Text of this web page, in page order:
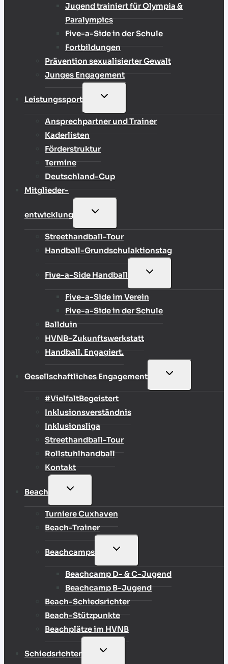
Jugend trainiert für Olympia &
Paralympics
Five-a-Side in der Schule
Fortbildungen
Prävention sexualisierter Gewalt
Junges Engagement
Leistungssport
UNTERMENÜ
Ansprechpartner und Trainer
Kaderlisten
Förderstruktur
Termine
Deutschland-Cup
Mitglieder-
entwicklung
UNTERMENÜ
Streethandball-Tour
Handball-Grundschulaktionstag
Five-a-Side Handball
UNTERMENÜ
Five-a-Side im Verein
Five-a-Side in der Schule
Ballduin
HVNB-Zukunftswerkstatt
Handball. Engagiert.
Gesellschaftliches Engagement
UNTERMENÜ
#VielfaltBegeistert
Inklusionsverständnis
Inklusionsliga
Streethandball-Tour
Rollstuhlhandball
Kontakt
Beach
UNTERMENÜ
Turniere Cuxhaven
Beach-Trainer
Beachcamps
UNTERMENÜ
Beachcamp D- & C-Jugend
Beachcamp B-Jugend
Beach-Schiedsrichter
Beach-Stützpunkte
Beachplätze im HVNB
Schiedsrichter
UNTERMENÜ